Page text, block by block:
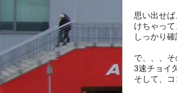
思い出せ
けちゃって
しっかり
で、、、
3速チョイ
そして、コ